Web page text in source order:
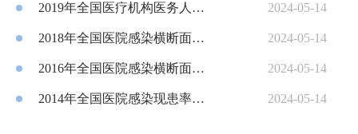
2019年全国医疗机构医务人员诊疗过程手卫生监测报告 2024-05-14
2018年全国医院感染横断面调查总结 2024-05-14
2016年全国医院感染横断面调查总结 2024-05-14
2014年全国医院感染现患率与抗菌药物横断面调查总结 2024-05-14